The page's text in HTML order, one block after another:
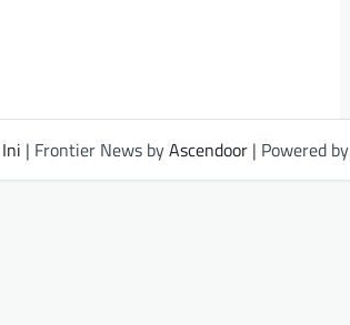
| Frontier News byAscendoor| Powered by